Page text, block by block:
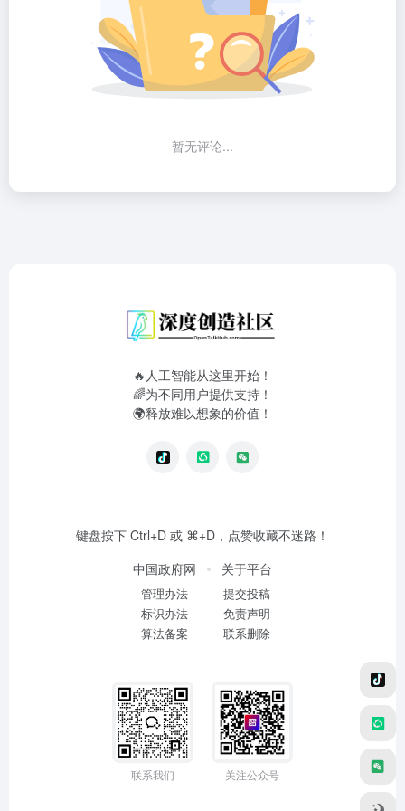
暂无评论...
🔥人工智能从这里开始！
🌈为不同用户提供支持！
🌍释放难以想象的价值！
键盘按下 Ctrl+D 或 ⌘+D，点赞收藏不迷路！
中国政府网
管理办法
标识办法
算法备案
关于平台
提交投稿
免责声明
联系删除
联系我们 关注公众号